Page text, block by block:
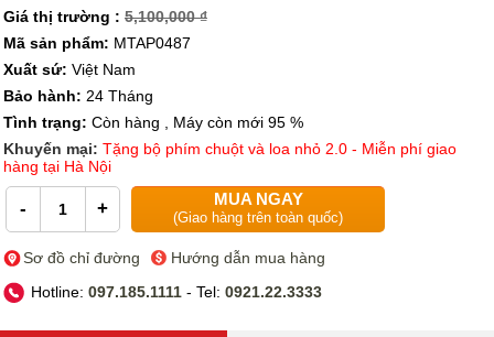
Giá thị trường : 5,100,000 ₫
Mã sản phẩm: MTAP0487
Xuất sứ: Việt Nam
Bảo hành: 24 Tháng
Tình trạng: Còn hàng , Máy còn mới 95 %
Khuyến mại: Tặng bộ phím chuột và loa nhỏ 2.0 - Miễn phí giao
hàng tại Hà Nội
- + MUA NGAY
(Giao hàng trên toàn quốc)
Sơ đồ chỉ đường
Hướng dẫn mua hàng
Hotline: 097.185.1111 - Tel: 0921.22.3333